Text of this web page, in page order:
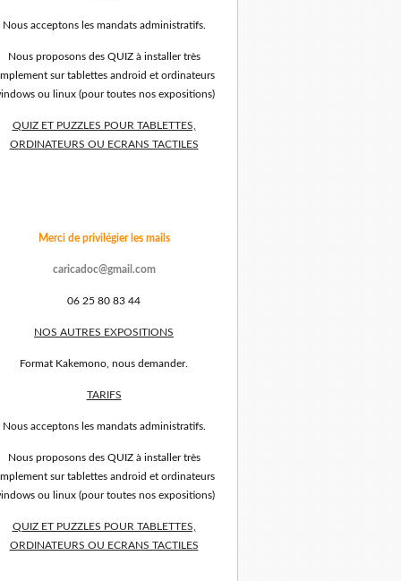
Nous acceptons les mandats administratifs.
Nous proposons des QUIZ à installer très
sur tablettes android et ordinateurs
ou linux (pour toutes nos expositions)
QUIZ ET PUZZLES POUR TABLETTES,
ORDINATEURS OU ECRANS TACTILES
Merci de privilégier les mails
caricadoc@gmail.com
06 25 80 83 44
NOS AUTRES EXPOSITIONS
Format Kakemono, nous demander.
TARIFS
Nous acceptons les mandats administratifs.
Nous proposons des QUIZ à installer très
sur tablettes android et ordinateurs
ou linux (pour toutes nos expositions)
QUIZ ET PUZZLES POUR TABLETTES,
ORDINATEURS OU ECRANS TACTILES